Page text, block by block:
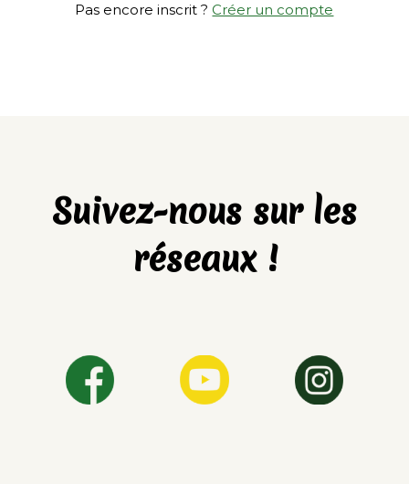
Pas encore inscrit ? Créer un compte
Suivez-nous sur les
réseaux !